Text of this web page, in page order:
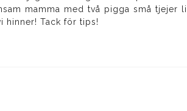
mamma med två pigga små tjejer
hinner! Tack för tips!